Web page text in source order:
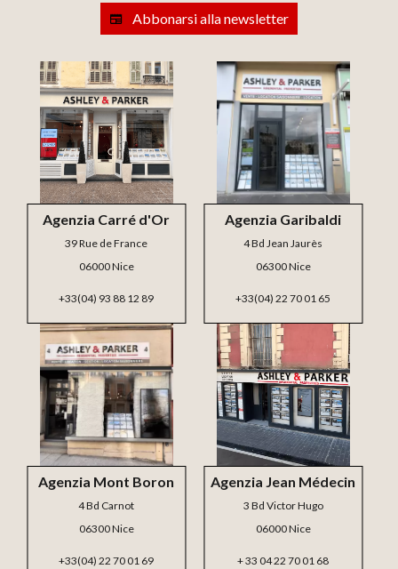
Abbonarsi alla newsletter
Agenzia Jean Médecin
3 Bd Victor Hugo
06000 Nice
+ 33 04 22 70 01 68
Agenzia Carré d'Or
39 Rue de France
06000 Nice
+33(04) 93 88 12 89
Agenzia Garibaldi
4 Bd Jean Jaurès
06300 Nice
+33(04) 22 70 01 65
Agenzia Mont Boron
4 Bd Carnot
06300 Nice
+33(04) 22 70 01 69